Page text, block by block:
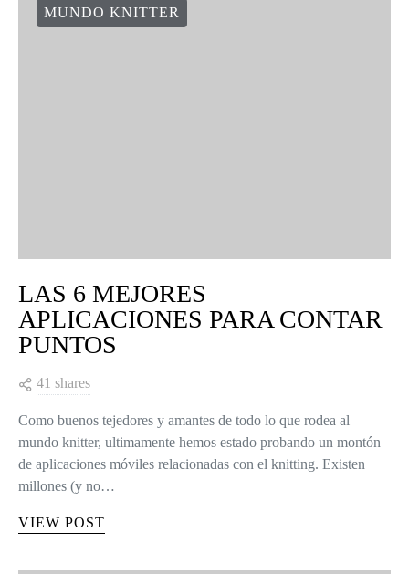
MUNDO KNITTER
LAS 6 MEJORES
APLICACIONES PARA CONTAR
PUNTOS
41 shares
Como buenos tejedores y amantes de todo lo que rodea al
mundo knitter, ultimamente hemos estado probando un montón
de aplicaciones móviles relacionadas con el knitting. Existen
millones (y no…
VIEW POST